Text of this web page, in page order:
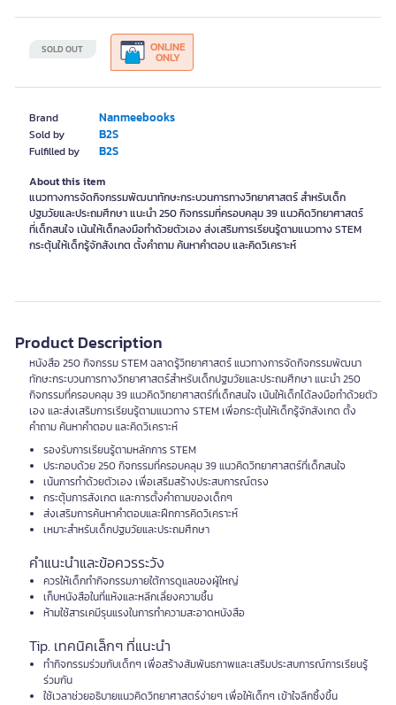
Brand Nanmeebooks
Sold by B2S
Fulfilled by B2S
SOLD OUT ONLINE
ONLY
About this item
แนวทางการจัดกิจกรรมพัฒนาทักษะกระบวนการทางวิทยาศาสตร์ สำหรับเด็ก
ปฐมวัยและประถมศึกษา แนะนำ 250 กิจกรรมที่ครอบคลุม 39 แนวคิดวิทยาศาสตร์
ที่เด็กสนใจ เน้นให้เด็กลงมือทำด้วยตัวเอง ส่งเสริมการเรียนรู้ตามแนวทาง STEM
กระตุ้นให้เด็กรู้จักสังเกต ตั้งคำถาม ค้นหาคำตอบ และคิดวิเคราะห์
Product Description
หนังสือ 250 กิจกรรม STEM ฉลาดรู้วิทยาศาสตร์ แนวทางการจัดกิจกรรมพัฒนา
ทักษะกระบวนการทางวิทยาศาสตร์สำหรับเด็กปฐมวัยและประถมศึกษา แนะนำ 250
กิจกรรมที่ครอบคลุม 39 แนวคิดวิทยาศาสตร์ที่เด็กสนใจ เน้นให้เด็กได้ลงมือทำด้วยตัว
เอง และส่งเสริมการเรียนรู้ตามแนวทาง STEM เพื่อกระตุ้นให้เด็กรู้จักสังเกต ตั้ง
คำถาม ค้นหาคำตอบ และคิดวิเคราะห์
รองรับการเรียนรู้ตามหลักการ STEM
ประกอบด้วย 250 กิจกรรมที่ครอบคลุม 39 แนวคิดวิทยาศาสตร์ที่เด็กสนใจ
เน้นการทำด้วยตัวเอง เพื่อเสริมสร้างประสบการณ์ตรง
กระตุ้นการสังเกต และการตั้งคำถามของเด็กๆ
ส่งเสริมการค้นหาคำตอบและฝึกการคิดวิเคราะห์
เหมาะสำหรับเด็กปฐมวัยและประถมศึกษา
คำแนะนำและข้อควรระวัง
ควรให้เด็กทำกิจกรรมภายใต้การดูแลของผู้ใหญ่
เก็บหนังสือในที่แห้งและหลีกเลี่ยงความชื้น
ห้ามใช้สารเคมีรุนแรงในการทำความสะอาดหนังสือ
Tip. เทคนิคเล็กๆ ที่แนะนำ
ทำกิจกรรมร่วมกับเด็กๆ เพื่อสร้างสัมพันธภาพและเสริมประสบการณ์การเรียนรู้
ร่วมกัน
ใช้เวลาช่วยอธิบายแนวคิดวิทยาศาสตร์ง่ายๆ เพื่อให้เด็กๆ เข้าใจลึกซึ้งขึ้น